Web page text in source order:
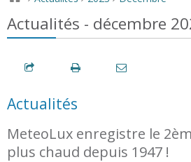
Actualités - décembre
Actualités
MeteoLux enregistre le
plus chaud depuis 1947 !